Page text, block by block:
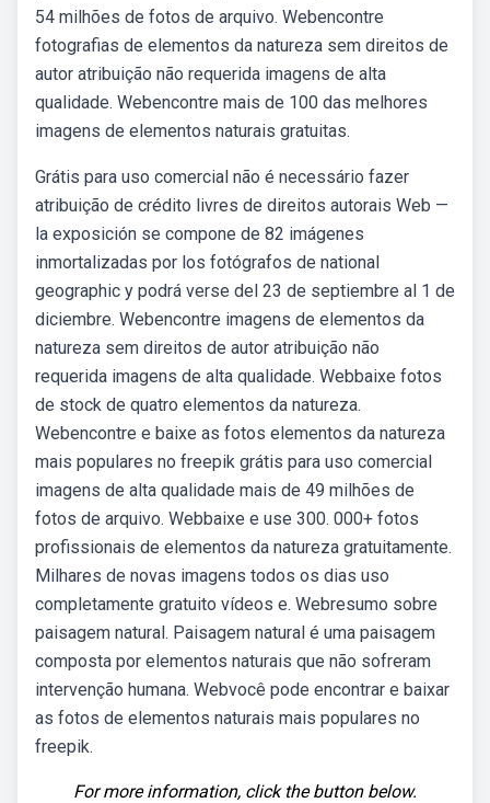
54 milhões de fotos de arquivo. Webencontre
fotografias de elementos da natureza sem direitos de
autor atribuição não requerida imagens de alta
qualidade. Webencontre mais de 100 das melhores
imagens de elementos naturais gratuitas.
Grátis para uso comercial não é necessário fazer
atribuição de crédito livres de direitos autorais Web —
la exposición se compone de 82 imágenes
inmortalizadas por los fotógrafos de national
geographic y podrá verse del 23 de septiembre al 1 de
diciembre. Webencontre imagens de elementos da
natureza sem direitos de autor atribuição não
requerida imagens de alta qualidade. Webbaixe fotos
de stock de quatro elementos da natureza.
Webencontre e baixe as fotos elementos da natureza
mais populares no freepik grátis para uso comercial
imagens de alta qualidade mais de 49 milhões de
fotos de arquivo. Webbaixe e use 300. 000+ fotos
profissionais de elementos da natureza gratuitamente.
Milhares de novas imagens todos os dias uso
completamente gratuito vídeos e. Webresumo sobre
paisagem natural. Paisagem natural é uma paisagem
composta por elementos naturais que não sofreram
intervenção humana. Webvocê pode encontrar e baixar
as fotos de elementos naturais mais populares no
freepik.
For more information, click the button below.